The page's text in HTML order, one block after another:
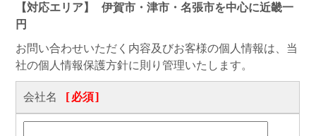
【対応エリア】 伊賀市・津市・名張市を中心に近畿一
円
お問い合わせいただく内容及びお客様の個人情報は、当
社の個人情報保護方針に則り管理いたします。
会社名 [必須]